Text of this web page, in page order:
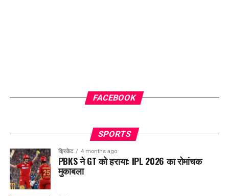
FACEBOOK
SPORTS
क्रिकेट 4 months ago
PBKS ने GT को हराया: IPL 2026 का रोमांचक
मुकाबला